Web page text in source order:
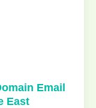
Email
East